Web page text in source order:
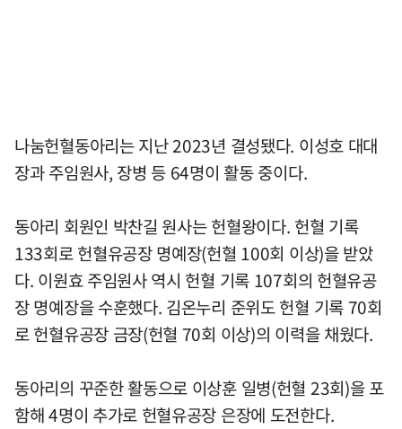
나눔헌혈동아리는 지난 2023년 결성됐다. 이성호 대대
장과 주임원사, 장병 등 64명이 활동 중이다.
동아리 회원인 박찬길 원사는 헌혈왕이다. 헌혈 기록
133회로 헌혈유공장 명예장(헌혈 100회 이상)을 받았
다. 이원효 주임원사 역시 헌혈 기록 107회의 헌혈유공
장 명예장을 수훈했다. 김온누리 준위도 헌혈 기록 70회
로 헌혈유공장 금장(헌혈 70회 이상)의 이력을 채웠다.
동아리의 꾸준한 활동으로 이상훈 일병(헌혈 23회)을 포
함해 4명이 추가로 헌혈유공장 은장에 도전한다.